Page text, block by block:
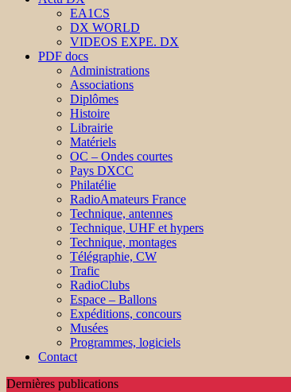
EA1CS
DX WORLD
VIDEOS EXPE. DX
PDF docs
Administrations
Associations
Diplômes
Histoire
Librairie
Matériels
OC – Ondes courtes
Pays DXCC
Philatélie
RadioAmateurs France
Technique, antennes
Technique, UHF et hypers
Technique, montages
Télégraphie, CW
Trafic
RadioClubs
Espace – Ballons
Expéditions, concours
Musées
Programmes, logiciels
Contact
Dernières publications